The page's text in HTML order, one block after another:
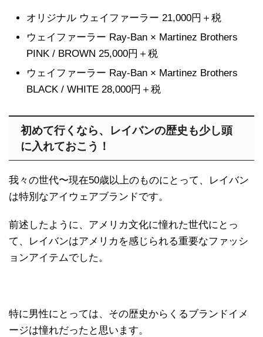
オリジナル ウェイファーラー 21,000円＋税
ウェイファーラー Ray-Ban × Martinez Brothers
PINK / BROWN 25,000円＋税
ウェイファーラー Ray-Ban × Martinez Brothers
BLACK / WHITE 28,000円＋税
初めて行くなら、レイバンの歴史も少し頭
に入れておこう！
我々の世代〜現在50歳以上のものにとって、レイバン
は特別なアイウェアブランドです。
前述したように、アメリカ文化に憧れた世代にとっ
て、レイバンはアメリカを感じられる重要なファッシ
ョンアイテムでした。
特に男性にとっては、その歴史からくるブランドイメ
ージは憧れだったと思います。